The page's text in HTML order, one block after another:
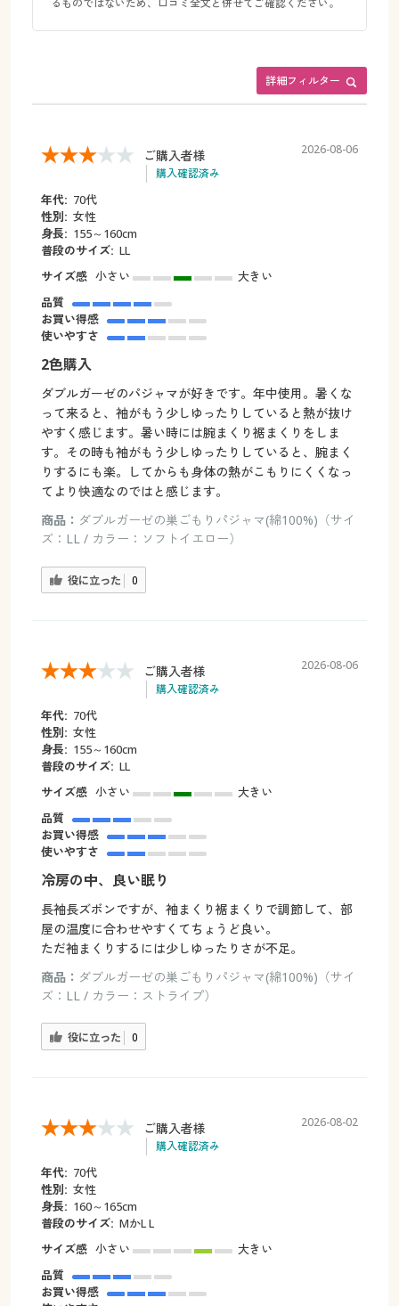
るものではないため、口コミ全文と併せてご確認ください。
詳細フィルター
ご購入者様
購入確認済み
2026-08-06
年代: 70代
性別: 女性
身長: 155～160cm
普段のサイズ: LL
サイズ感 小さい
大きい
品質
お買い得感
使いやすさ
2色購入
ダブルガーゼのパジャマが好きです。年中使用。暑くな
って来ると、袖がもう少しゆったりしていると熱が抜け
やすく感じます。暑い時には腕まくり裾まくりをしま
す。その時も袖がもう少しゆったりしていると、腕まく
りするにも楽。してからも身体の熱がこもりにくくなっ
てより快適なのではと感じます。
商品： ダブルガーゼの巣ごもりパジャマ(綿100%)（サイ
ズ：LL / カラー：ソフトイエロー）
役に立った 0
ご購入者様
購入確認済み
2026-08-06
年代: 70代
性別: 女性
身長: 155～160cm
普段のサイズ: LL
サイズ感 小さい
大きい
品質
お買い得感
使いやすさ
冷房の中、良い眠り
長袖長ズボンですが、袖まくり裾まくりで調節して、部
屋の温度に合わせやすくてちょうど良い。
ただ袖まくりするには少しゆったりさが不足。
商品： ダブルガーゼの巣ごもりパジャマ(綿100%)（サイ
ズ：LL / カラー：ストライプ）
役に立った 0
ご購入者様
購入確認済み
2026-08-02
年代: 70代
性別: 女性
身長: 160～165cm
普段のサイズ: MかL L
サイズ感 小さい
大きい
品質
お買い得感